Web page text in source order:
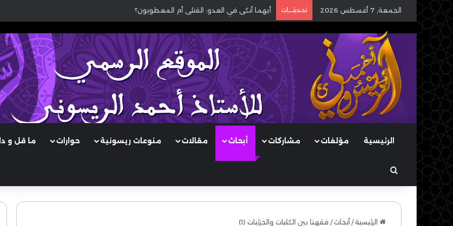
الجمعة, 7 أغسطس 2026 تحديثـــات أيهما أنكى في العدو: القتلى أم المعطوبون؟
الرئيسية مؤلفات مشاركات أبحاث مقالات منوعات ريسونية حوارات ما قل و
بحث عن
الرئيسية/ أبحاث/ فقهنا بين الكليات والجزئيات (1)